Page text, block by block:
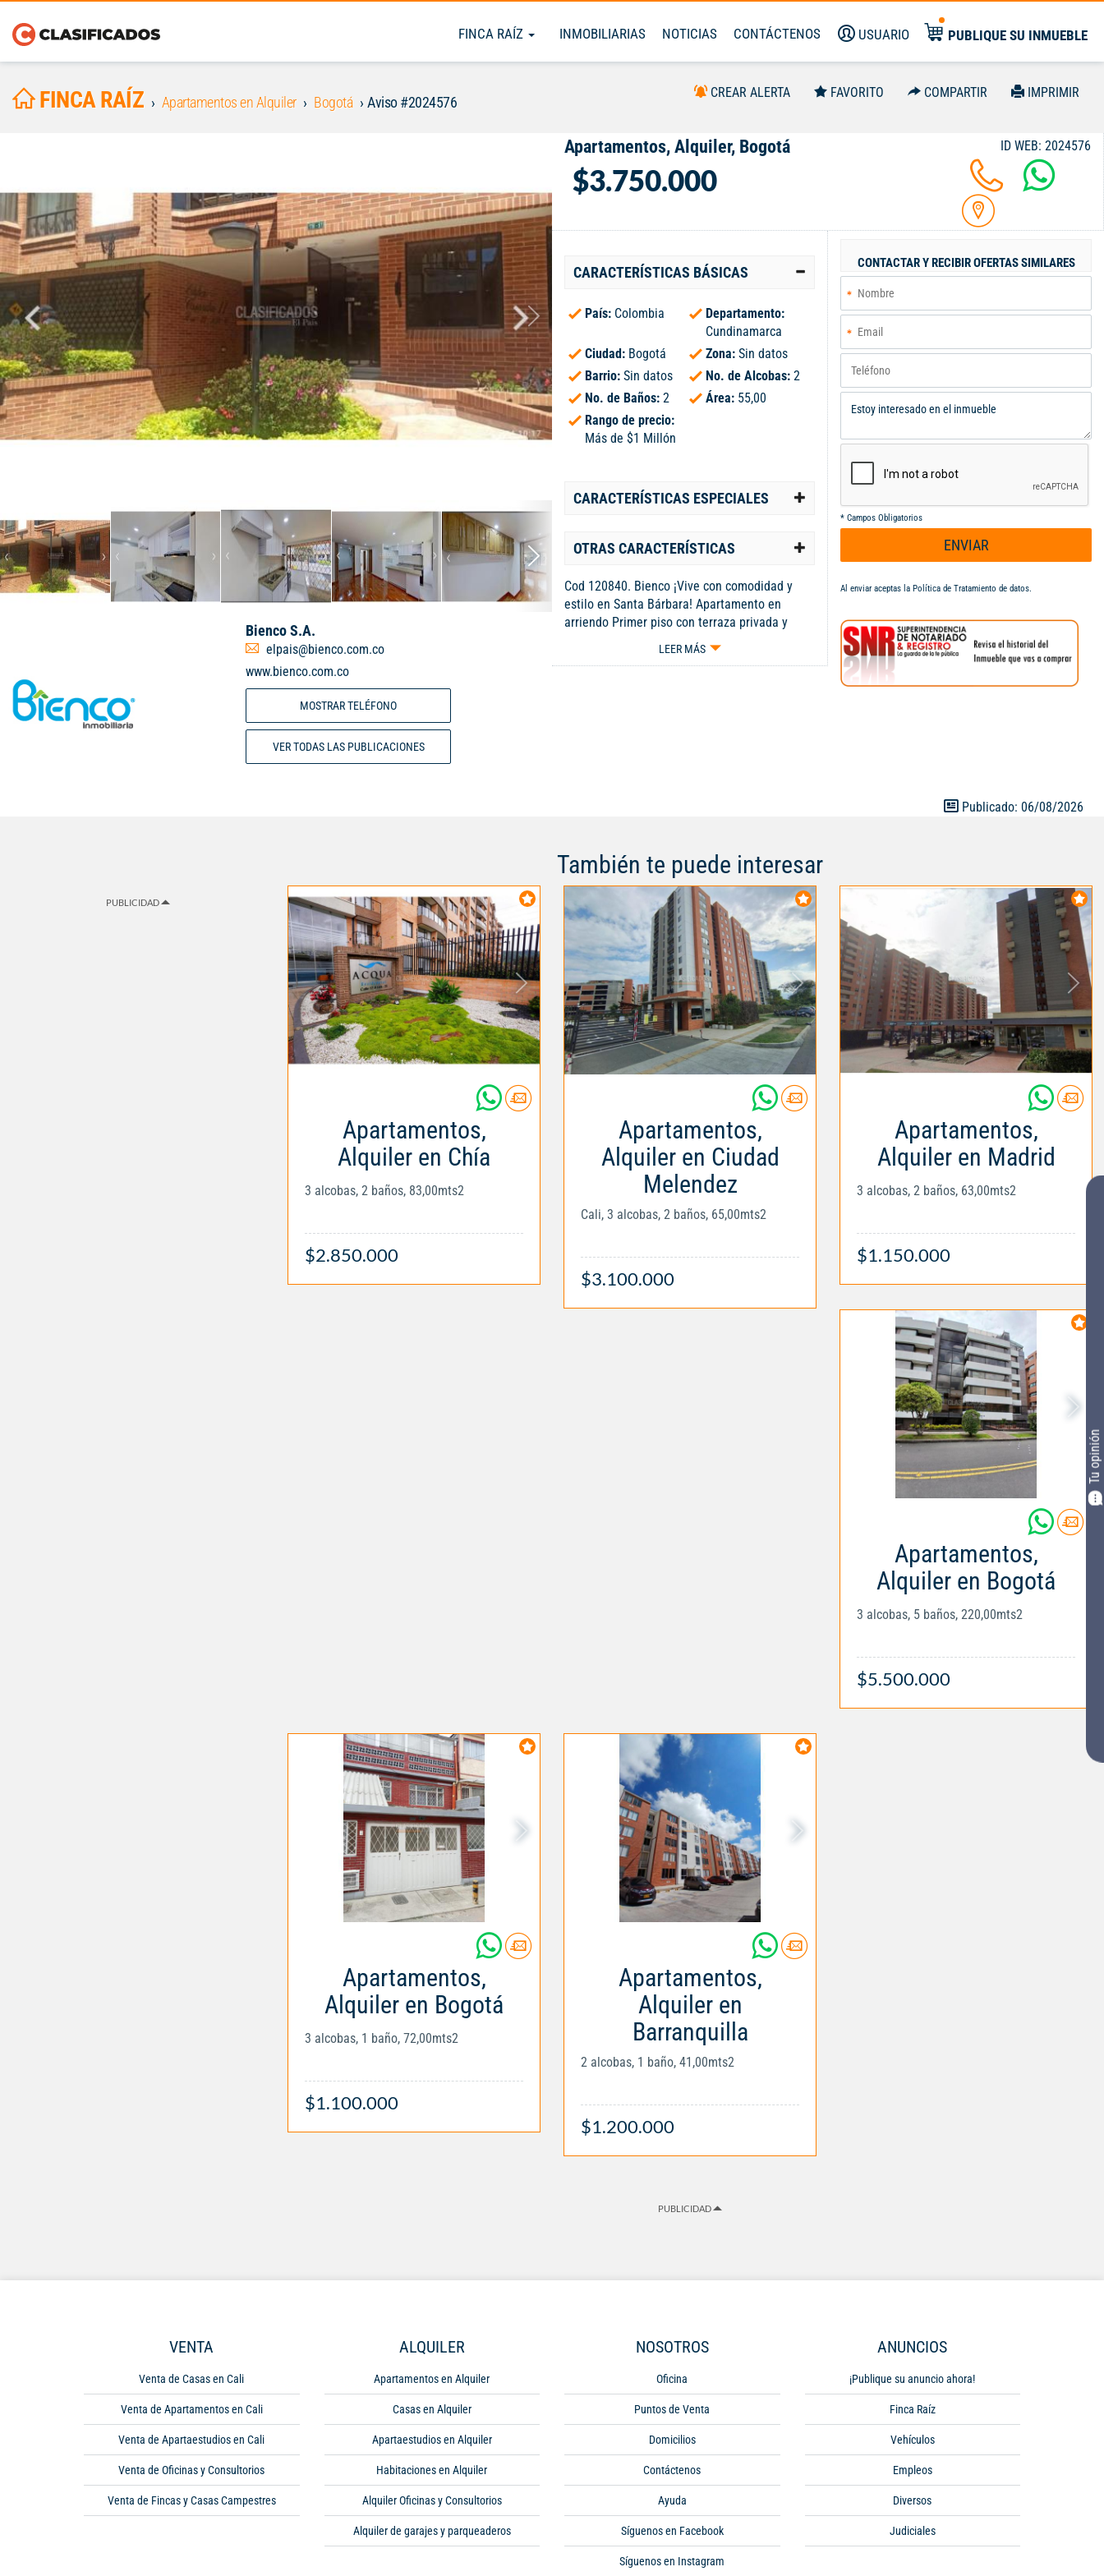
FINCA RAÍZ INMOBILIARIAS NOTICIAS CONTÁCTENOS USUARIO PUBLIQUE SU INMUEBLE
Tu opinión
FINCA RAÍZ Apartamentos en Alquiler Bogotá Aviso #2024576
CREAR ALERTA FAVORITO COMPARTIR IMPRIMIR
Bienco S.A.
elpais@bienco.com.co
www.bienco.com.co
MOSTRAR TELÉFONO
VER TODAS LAS PUBLICACIONES
Apartamentos, Alquiler, Bogotá
$3.750.000
ID WEB: 2024576
CARACTERÍSTICAS BÁSICAS
País: Colombia
Departamento:
Cundinamarca
Ciudad: Bogotá Zona: Sin datos
Barrio: Sin datos No. de Alcobas: 2
No. de Baños: 2 Área: 55,00
Rango de precio:
Más de $1 Millón
CARACTERÍSTICAS ESPECIALES
OTRAS CARACTERÍSTICAS
Cod 120840. Bienco ¡Vive con comodidad y
estilo en Santa Bárbara! Apartamento en
arriendo Primer piso con terraza privada y
vista exterior Características: 2 habitaciones
amplias con excelente iluminación natural- 2
LEER MÁS
CONTACTAR Y RECIBIR OFERTAS SIMILARES
* Campos Obligatorios
ENVIAR
Al enviar aceptas la Política de Tratamiento de datos.
Publicado: 06/08/2026
PUBLICIDAD
También te puede interesar
Apartamentos,
Alquiler en Chía
3 alcobas, 2 baños, 83,00mts2
$2.850.000
Apartamentos,
Alquiler en Ciudad
Melendez
Cali, 3 alcobas, 2 baños, 65,00mts2
$3.100.000
Apartamentos,
Alquiler en Madrid
3 alcobas, 2 baños, 63,00mts2
$1.150.000
Apartamentos,
Alquiler en Bogotá
3 alcobas, 5 baños, 220,00mts2
$5.500.000
Apartamentos,
Alquiler en Bogotá
3 alcobas, 1 baño, 72,00mts2
$1.100.000
Apartamentos,
Alquiler en
Barranquilla
2 alcobas, 1 baño, 41,00mts2
$1.200.000
PUBLICIDAD
VENTA
Venta de Casas en Cali
Venta de Apartamentos en Cali
Venta de Apartaestudios en Cali
Venta de Oficinas y Consultorios
Venta de Fincas y Casas Campestres
ALQUILER
Apartamentos en Alquiler
Casas en Alquiler
Apartaestudios en Alquiler
Habitaciones en Alquiler
Alquiler Oficinas y Consultorios
Alquiler de garajes y parqueaderos
NOSOTROS
Oficina
Puntos de Venta
Domicilios
Contáctenos
Ayuda
Síguenos en Facebook
Síguenos en Instagram
ANUNCIOS
¡Publique su anuncio ahora!
Finca Raíz
Vehículos
Empleos
Diversos
Judiciales